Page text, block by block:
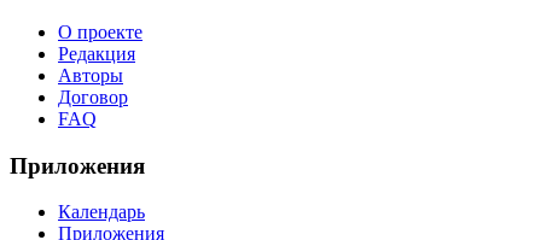
О проекте
Редакция
Авторы
Договор
FAQ
Приложения
Календарь
Приложения